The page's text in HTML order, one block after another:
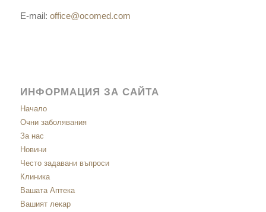
E-mail: office@ocomed.com
ИНФОРМАЦИЯ ЗА САЙТА
Начало
Очни заболявания
За нас
Новини
Често задавани въпроси
Клиника
Вашата Аптека
Вашият лекар